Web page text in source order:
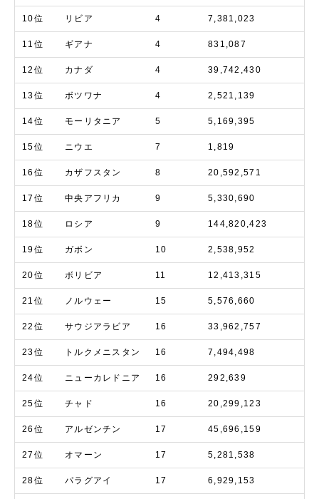
10位 リビア 4 7,381,023
11位 ギアナ 4 831,087
12位 カナダ 4 39,742,430
13位 ボツワナ 4 2,521,139
14位 モーリタニア 5 5,169,395
15位 ニウエ 7 1,819
16位 カザフスタン 8 20,592,571
17位 中央アフリカ 9 5,330,690
18位 ロシア 9 144,820,423
19位 ガボン 10 2,538,952
20位 ボリビア 11 12,413,315
21位 ノルウェー 15 5,576,660
22位 サウジアラビア 16 33,962,757
23位 トルクメニスタン 16 7,494,498
24位 ニューカレドニア 16 292,639
25位 チャド 16 20,299,123
26位 アルゼンチン 17 45,696,159
27位 オマーン 17 5,281,538
28位 パラグアイ 17 6,929,153